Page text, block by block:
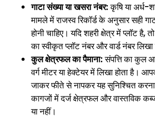
गाटा संख्या या खसरा नंबर:कृषि या अर्ध-
मामले में राजस्व रिकॉर्ड के अनुसार सही
होनी चाहिए। यदि शहरी क्षेत्र में प्लॉट है,
का स्वीकृत प्लॉट नंबर और वार्ड नंबर लिखा
कुल क्षेत्रफल का पैमाना:संपत्ति का कुल
वर्ग मीटर या हेक्टेयर में लिखा होता है।
जाकर फीते से नापकर यह सुनिश्चित करना
कागजों में दर्ज क्षेत्रफल और वास्तविक
या नहीं।